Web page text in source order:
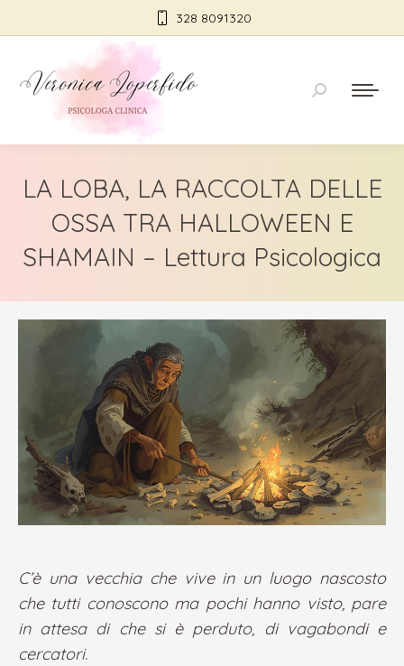
328 8091320
Cerca:
LA LOBA, LA RACCOLTA DELLE
OSSA TRA HALLOWEEN E
SHAMAIN – Lettura Psicologica
C’è una vecchia che vive in un luogo nascosto
che tutti conoscono ma pochi hanno visto, pare
in attesa di che si è perduto, di vagabondi e
cercatori.